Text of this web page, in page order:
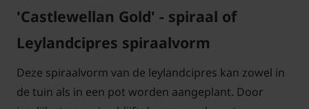
'Castlewellan Gold' - spiraal of
Leylandcipres spiraalvorm
Deze spiraalvorm van de leylandcipres kan zowel in
de tuin als in een pot worden aangeplant. Door